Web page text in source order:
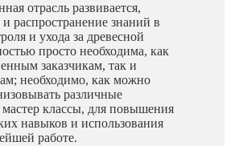
отрасль развивается,
распространение знаний в
и ухода за древесной
просто необходима, как
заказчикам, так и
необходимо, как можно
различные
классы, для повышения
навыков и использования
работе.